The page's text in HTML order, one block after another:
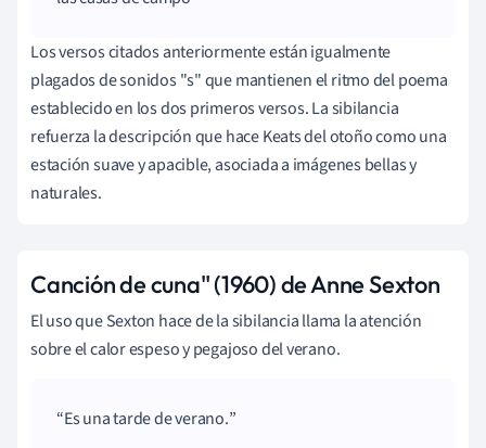
Los versos citados anteriormente están igualmente
plagados de sonidos "s" que mantienen el ritmo del poema
establecido en los dos primeros versos. La sibilancia
refuerza la descripción que hace Keats del otoño como una
estación suave y apacible, asociada a imágenes bellas y
naturales.
Canción de cuna" (1960) de Anne Sexton
El uso que Sexton hace de la sibilancia llama la atención
sobre el calor espeso y pegajoso del verano.
Es una tarde deverano.